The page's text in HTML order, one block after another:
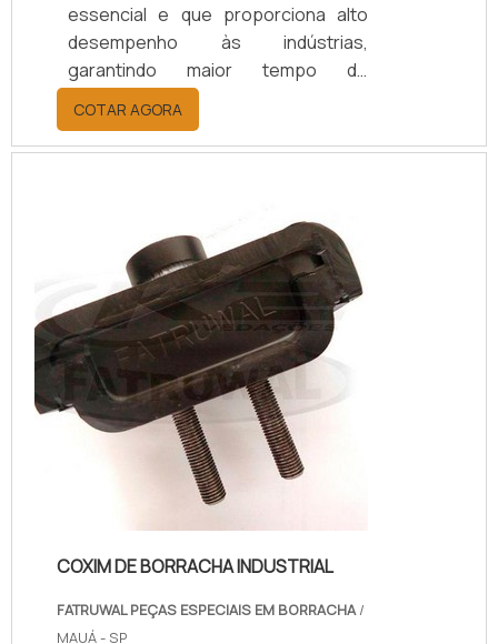
essencial e que proporciona alto
desempenho às indústrias,
garantindo maior tempo de
máquinas, como do ar-
condicionado.Importante citar que, o
produto é um modelo de
função neutralizar e assegurar a
absorção de choques mecânicos e
vibrações, reduzindo assim o
deslocamento entre as peças dos
equipamentos, evitando a que...
COTAR AGORA
COXIM DE BORRACHA INDUSTRIAL
FATRUWAL PEÇAS ESPECIAIS EM BORRACHA /
MAUÁ - SP